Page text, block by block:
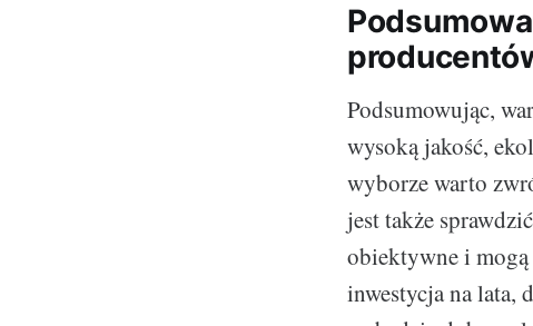
Podsumowując,
wysoką jakość,
wyborze warto
jest także
obiektywne i
inwestycja na lata,